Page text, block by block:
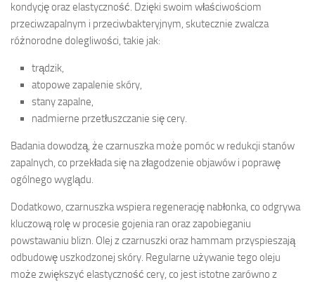
kondycję oraz elastyczność. Dzięki swoim właściwościom
przeciwzapalnym i przeciwbakteryjnym, skutecznie zwalcza
różnorodne dolegliwości, takie jak:
trądzik,
atopowe zapalenie skóry,
stany zapalne,
nadmierne przetłuszczanie się cery.
Badania dowodzą, że czarnuszka może pomóc w redukcji stanów
zapalnych, co przekłada się na złagodzenie objawów i poprawę
ogólnego wyglądu.
Dodatkowo, czarnuszka wspiera regenerację nabłonka, co odgrywa
kluczową rolę w procesie gojenia ran oraz zapobieganiu
powstawaniu blizn. Olej z czarnuszki oraz hammam przyspieszają
odbudowę uszkodzonej skóry. Regularne używanie tego oleju
może zwiększyć elastyczność cery, co jest istotne zarówno z